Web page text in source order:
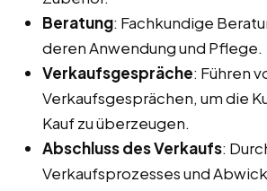
Beratung: Fachkundige
deren Anwendung und Pflege.
Verkaufsgespräche: Führen
Verkaufsgesprächen, um die
Kauf zu überzeugen.
Abschluss des Verkaufs:
Verkaufsprozesses und